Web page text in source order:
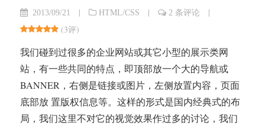
2013/09/21 | HTML/CSS | 2 条评论
|
(3评)
我们碰到过很多的企业网站或其它小型的展示类网
站，有一些共同的特点，即顶部放一个大的导航或
BANNER，右侧是链接或图片，左侧放置内容，页面
底部放 置版权信息等。这样的形式是国内经典式的布
局，我们这里不对它的视觉效果作过多的讨论，我们